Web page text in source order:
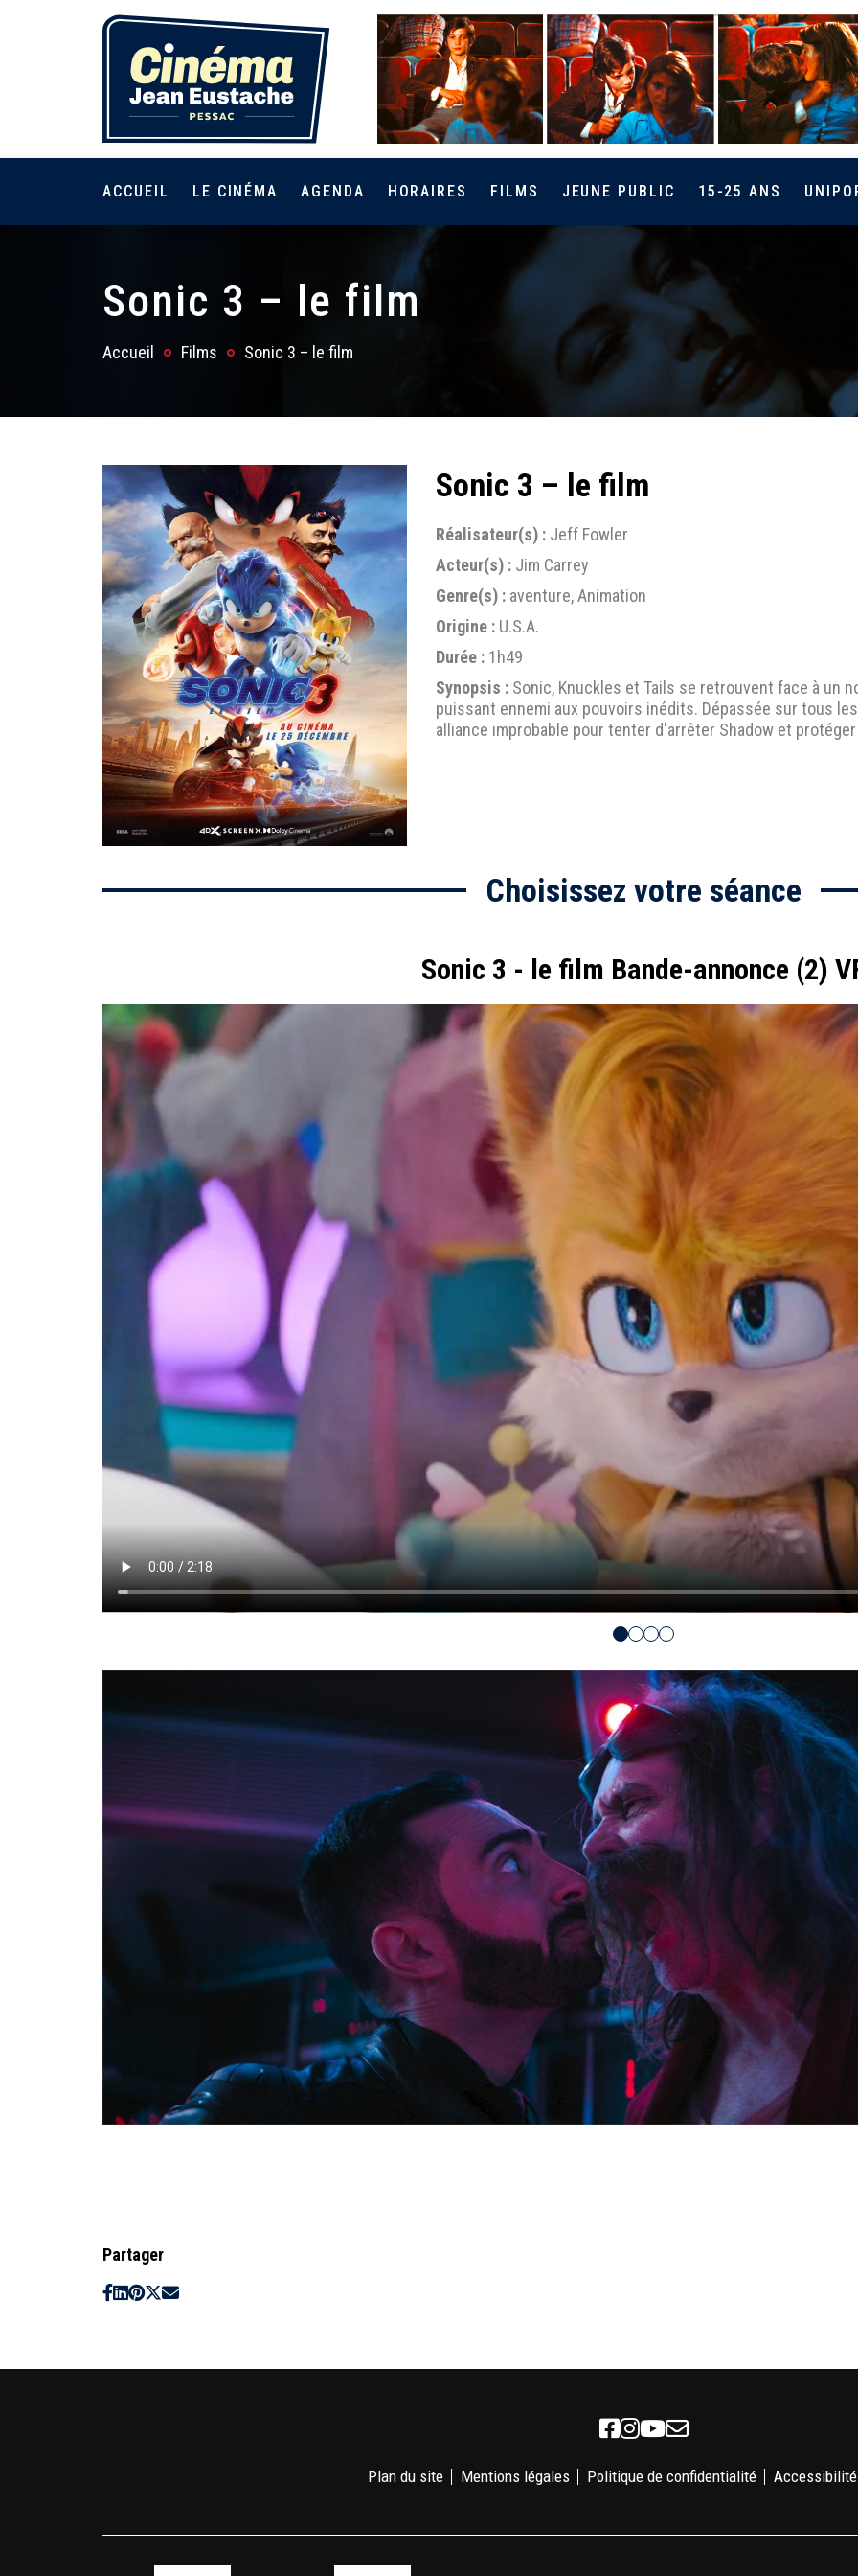
ACCUEIL LE CINÉMA AGENDA HORAIRES FILMS JEUNE PUBLIC 15-25 ANS
Sonic 3 – le film
Accueil Films Sonic 3 – le film
Sonic 3 – le film
Réalisateur(s) : Jeff Fowler
Acteur(s) : Jim Carrey
Genre(s) : aventure, Animation
Origine : U.S.A.
Durée : 1h49
Synopsis : Sonic, Knuckles et Tails se retrouvent face à un
puissant ennemi aux pouvoirs inédits. Dépassée sur tous
alliance improbable pour tenter d'arrêter Shadow et
Choisissez votre séance
Sonic 3 - le film Bande-annonce (2)
Partager
Facebook
Instagram
Youtube
Newsletter
Plan du site Mentions légales Politique de confidentialité